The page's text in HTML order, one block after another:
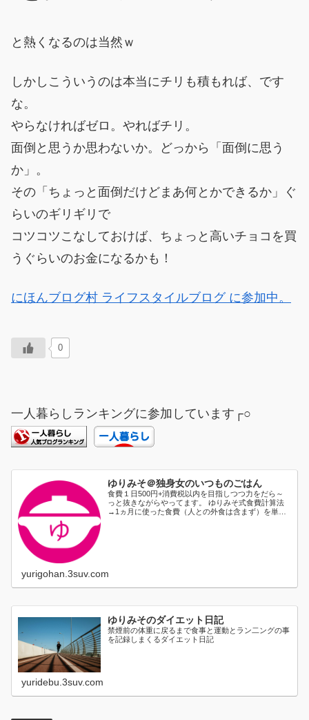
と熱くなるのは当然ｗ
しかしこういうのは本当にチリも積もれば、です
な。
やらなければゼロ。やればチリ。
面倒と思うか思わないか。どっから「面倒に思う
か」。
その「ちょっと面倒だけどまあ何とかできるか」ぐ
らいのギリギリで
コツコツこなしておけば、ちょっと高いチョコを買
うぐらいのお金になるかも！
にほんブログ村 ライフスタイルブログ に参加中。
0
一人暮らしランキングに参加しています┌○
ゆりみそ＠独身女のいつものごはん
食費１日500円+消費税以内を目指しつつ力をだら～
っと抜きながらやってます。 ゆりみそ式食費計算法
→1ヵ月に使った食費（人との外食は含まず）を単純
yurigohan.3suv.com
ゆりみそのダイエット日記
禁煙前の体重に戻るまで食事と運動とラン二ングの事
を記録しまくるダイエット日記
yuridebu.3suv.com